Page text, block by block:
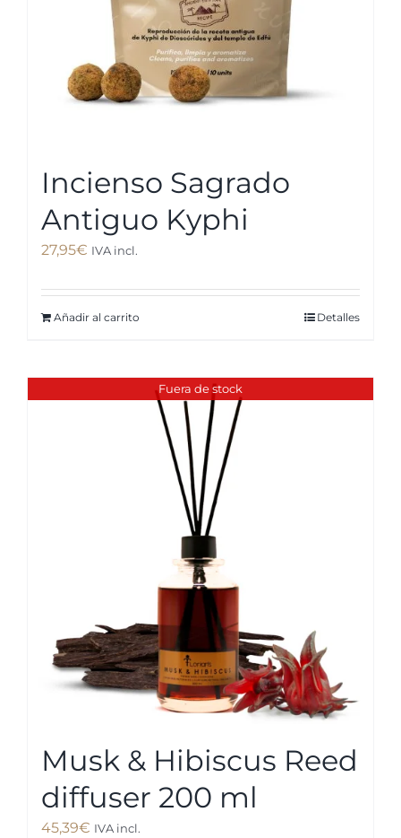
Incienso Sagrado
Antiguo Kyphi
27,95€ IVA incl.
Añadir al carrito Detalles
Fuera de stock
Musk & Hibiscus Reed
diffuser 200 ml
45,39€ IVA incl.